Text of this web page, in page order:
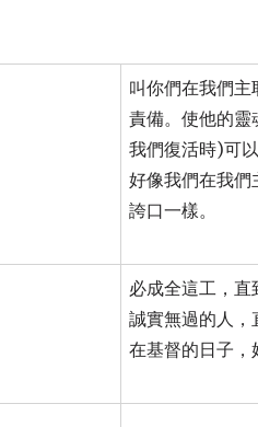
叫你們在我們
責備。使他的
我們復活時)可
好像我們在我
誇口一樣。
必成全這工，
誠實無過的人
在基督的日子